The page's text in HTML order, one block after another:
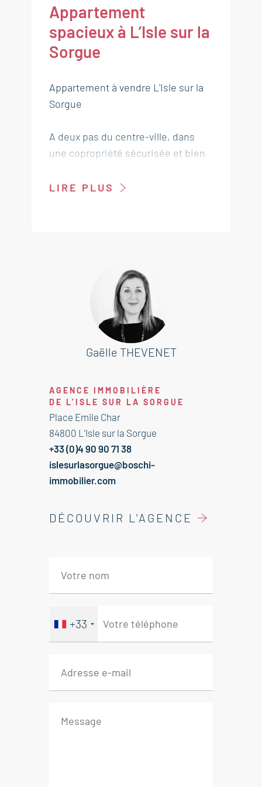
Appartement
spacieux à L’Isle sur la
Sorgue
Appartement à vendre L'Isle sur la
Sorgue
A deux pas du centre-ville, dans
une copropriété sécurisée et bien
découvrez cet appartement
compose de 4 chambres
un grand séjour offrant de beaux
volumes, une cuisine
indépendante, une salle de bain et
WC séparés, et de
potentiel après rénovation!
À proximité immédiate de l’école
maternelle des Vallades et de
toutes les commodités.
Les + :
- Surface rare dans le secteur
- Bonne distribution des pièces
proche de la Sorgue
Cet appartement est à vendre à
l'agence BOSCHI Immobilier, L'Isle-
Il se compose de:
Cuisine 13 m²
Salon 24 m²
WC 2 m²
LIRE PLUS
Gaëlle THEVENET
AGENCE IMMOBILIÈRE
DE L’ISLE SUR LA SORGUE
Place Emile Char
84800 L’Isle sur la Sorgue
+33 (0)4 90 90 71 38
islesurlasorgue@boschi-
immobilier.com
DÉCOUVRIR L'AGENCE
+33